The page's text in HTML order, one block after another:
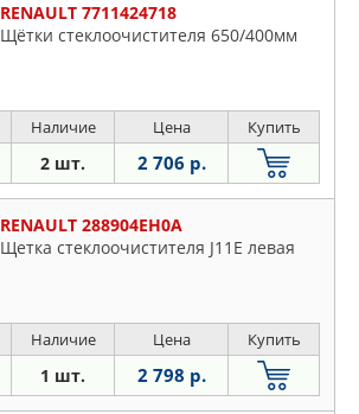
RENAULT 7711424718
Щётки стеклоочистителя 650/400мм
Наличие Цена Купить
2 шт. 2 706 р.
RENAULT 288904EH0A
Щетка стеклоочистителя J11E левая
Наличие Цена Купить
1 шт. 2 798 р.